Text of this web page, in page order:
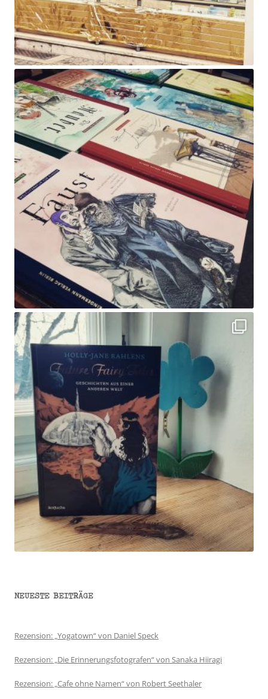
NEUESTE BEITRÄGE
Rezension: „Yogatown“ von Daniel Speck
Rezension: „Die Erinnerungsfotografen“ von Sanaka Hiiragi
Rezension: „Cafe ohne Namen“ von Robert Seethaler